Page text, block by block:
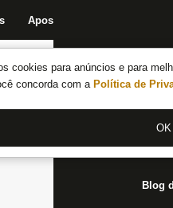
cookies para anúncios e para
concorda com a Política de
OK
Apostas
Jogos
Blog